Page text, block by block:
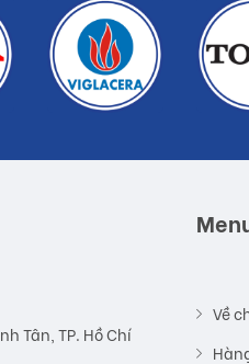
Tân, TP. Hồ Chí
Về